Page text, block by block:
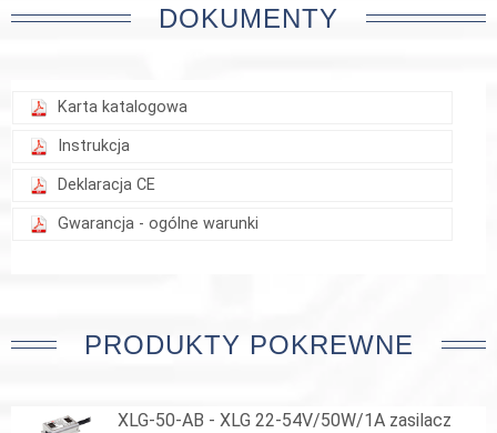
DOKUMENTY
Karta katalogowa
Instrukcja
Deklaracja CE
Gwarancja - ogólne warunki
PRODUKTY POKREWNE
XLG-50-AB - XLG 22-54V/50W/1A zasilacz